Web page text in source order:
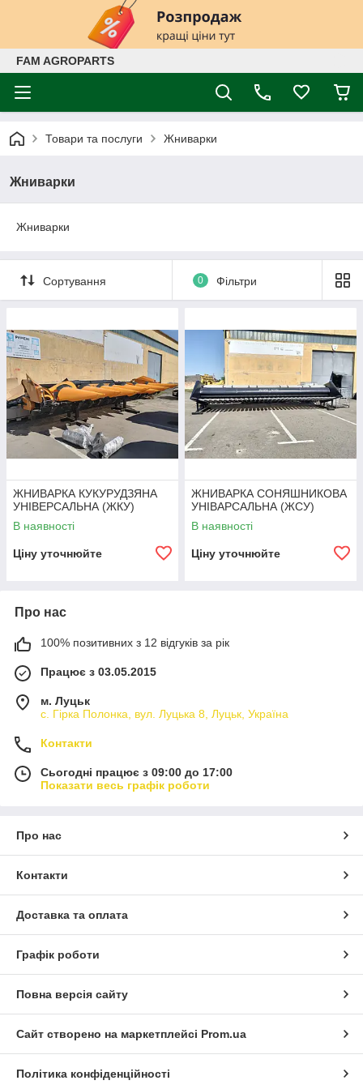
FAM AGROPARTS
Товари та послуги Жниварки
Жниварки
Жниварки
Сортування 0 Фільтри
ЖНИВАРКА КУКУРУДЗЯНА
УНІВЕРСАЛЬНА (ЖКУ)
В наявності
Ціну уточнюйте
ЖНИВАРКА СОНЯШНИКОВА
УНІВАРСАЛЬНА (ЖСУ)
В наявності
Ціну уточнюйте
Про нас
100% позитивних з 12 відгуків за рік
Працює з 03.05.2015
м. Луцьк
с. Гірка Полонка, вул. Луцька 8, Луцьк, Україна
Контакти
Сьогодні працює з 09:00 до 17:00
Показати весь графік роботи
Про нас
Контакти
Доставка та оплата
Графік роботи
Повна версія сайту
Сайт створено на маркетплейсі Prom.ua
Політика конфіденційності